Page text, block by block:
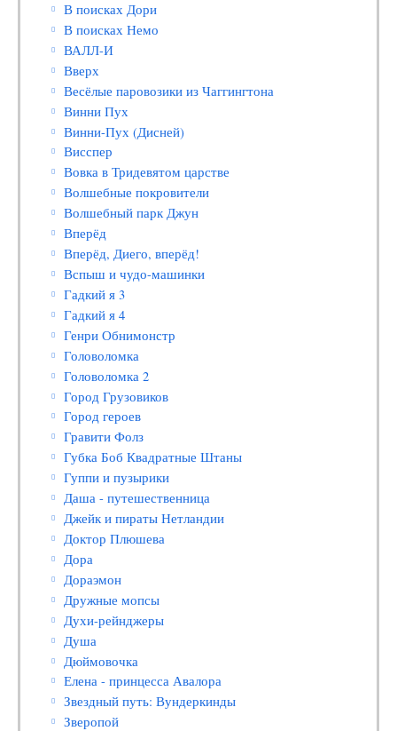
В поисках Дори
В поисках Немо
ВАЛЛ-И
Вверх
Весёлые паровозики из Чаггингтона
Винни Пух
Винни-Пух (Дисней)
Висспер
Вовка в Тридевятом царстве
Волшебные покровители
Волшебный парк Джун
Вперёд
Вперёд, Диего, вперёд!
Вспыш и чудо-машинки
Гадкий я 3
Гадкий я 4
Генри Обнимонстр
Головоломка
Головоломка 2
Город Грузовиков
Город героев
Гравити Фолз
Губка Боб Квадратные Штаны
Гуппи и пузырики
Даша - путешественница
Джейк и пираты Нетландии
Доктор Плюшева
Дора
Дораэмон
Дружные мопсы
Духи-рейнджеры
Душа
Дюймовочка
Елена - принцесса Авалора
Звездный путь: Вундеркинды
Зверопой